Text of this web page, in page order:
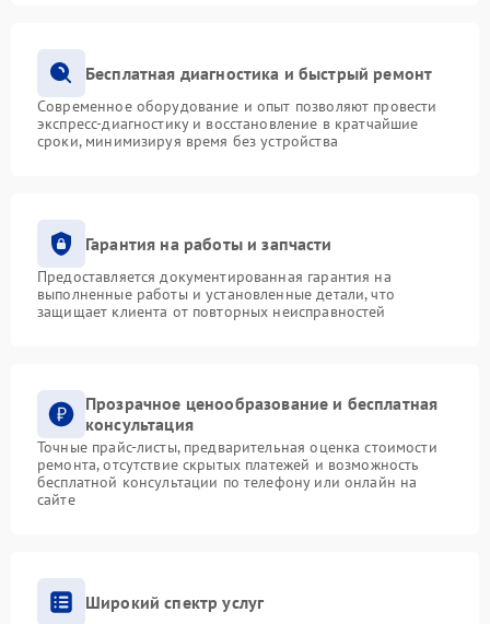
Бесплатная диагностика и быстрый ремонт
Современное оборудование и опыт позволяют провести
экспресс-диагностику и восстановление в кратчайшие
сроки, минимизируя время без устройства
Гарантия на работы и запчасти
Предоставляется документированная гарантия на
выполненные работы и установленные детали, что
защищает клиента от повторных неисправностей
Прозрачное ценообразование и бесплатная
консультация
Точные прайс-листы, предварительная оценка стоимости
ремонта, отсутствие скрытых платежей и возможность
бесплатной консультации по телефону или онлайн на
сайте
Широкий спектр услуг